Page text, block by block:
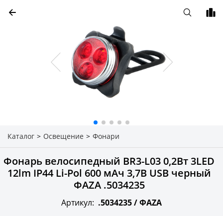
Каталог > Освещение > Фонари
Фонарь велосипедный BR3-L03 0,2Вт 3LED
12lm IP44 Li-Pol 600 мАч 3,7В USB черный
ФAZA .5034235
Артикул: .5034235 /ФAZA